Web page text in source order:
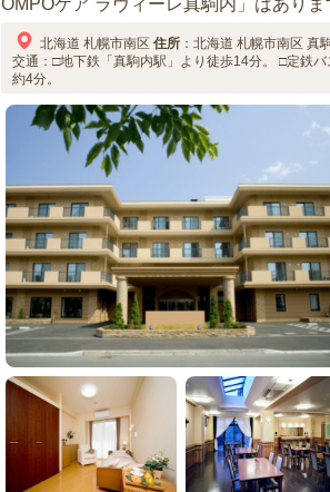
北海道 札幌市南区 住所 ： 北海道 札幌市南区 真
交通：□地下鉄「真駒内駅」より徒歩14分。
□定鉄バ
約4分。